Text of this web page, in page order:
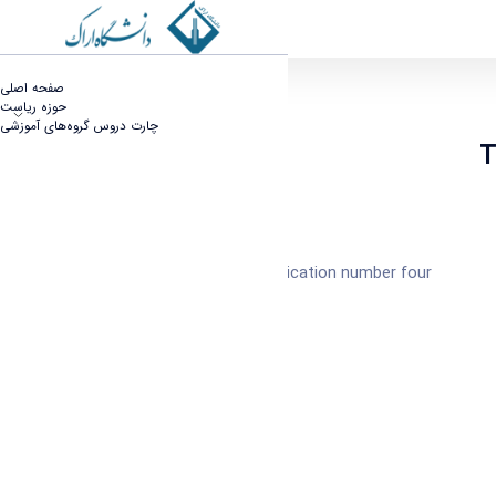
صفحه اصلی
حوزه ریاست
چارت دروس گروه‌های آموزشی
The summary of sample notification number four